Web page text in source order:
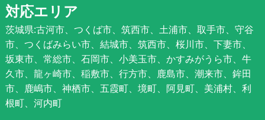
対応エリア
茨城県:古河市、つくば市、筑西市、土浦市、取手市、守谷
市、つくばみらい市、結城市、筑西市、桜川市、下妻市、
坂東市、常総市、石岡市、小美玉市、かすみがうら市、牛
久市、龍ヶ崎市、稲敷市、行方市、鹿島市、潮来市、鉾田
市、鹿嶋市、神栖市、五霞町、境町、阿見町、美浦村、利
根町、河内町